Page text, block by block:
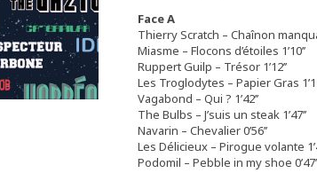
Face A
Thierry Scratch – Chaînon
Miasme – Flocons d’étoiles 1’10’’
Ruppert Guilp – Trésor 1’12’’
Les Troglodytes – Papier Gras
Vagabond – Qui ? 1’42’’
The Bulbs – J’suis un steak 1’47’’
Navarin – Chevalier 0’56’’
Les Délicieux – Pirogue volante
Podomil – Pebble in my shoe